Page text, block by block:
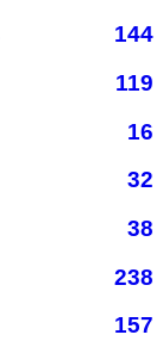
144
119
16
32
38
238
157